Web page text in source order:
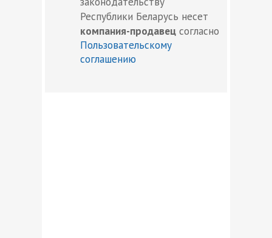
Республики Беларусь несет
компания-продавец согласно
Пользовательскому
соглашению